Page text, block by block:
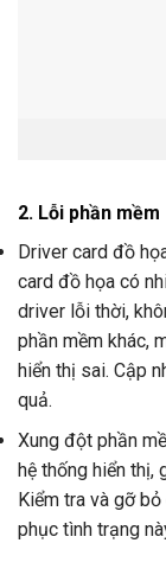
2. Lỗi phần mềm
Driver card đồ
card đồ họa có
driver lỗi thời,
phần mềm khác,
hiển thị sai. Cập
quả.
Xung đột phần
hệ thống hiển thị,
Kiểm tra và gỡ
phục tình trạng